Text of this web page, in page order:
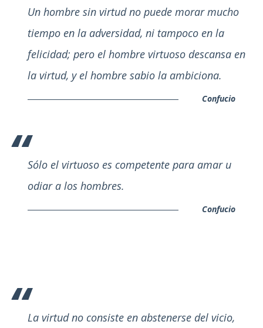
Un hombre sin virtud no puede morar mucho
tiempo en la adversidad, ni tampoco en la
felicidad; pero el hombre virtuoso descansa en
la virtud, y el hombre sabio la ambiciona.
Confucio
Sólo el virtuoso es competente para amar u
odiar a los hombres.
Confucio
La virtud no consiste en abstenerse del vicio,